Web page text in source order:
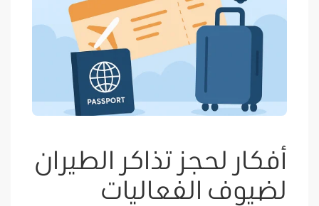
أفكار لحجز تذاكر الطيران
لضيوف الفعاليات